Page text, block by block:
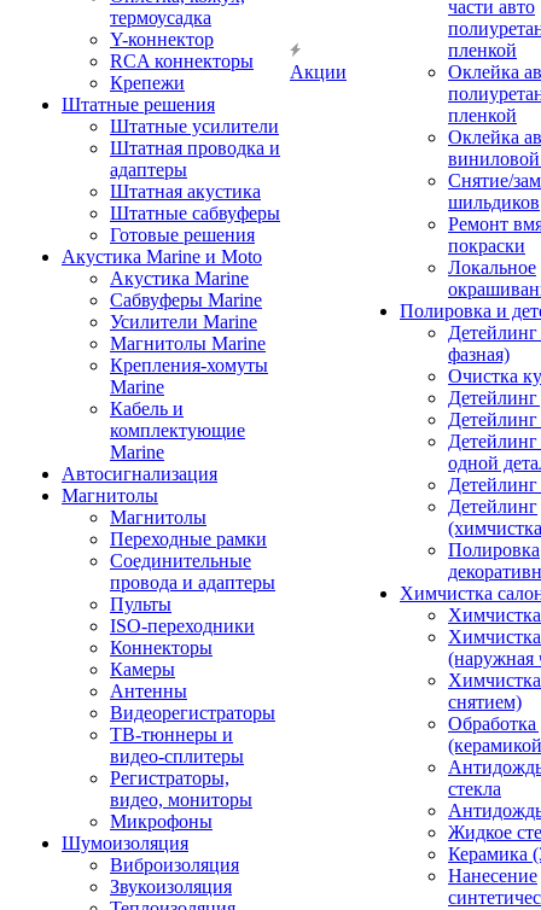
термоусадка
Y-коннектор
RCA коннекторы
Крепежи
Штатные решения
Штатные усилители
Штатная проводка и
адаптеры
Штатная акустика
Штатные сабвуферы
Готовые решения
Акустика Marine и Moto
Акустика Marine
Сабвуферы Marine
Усилители Marine
Магнитолы Marine
Крепления-хомуты
Marine
Кабель и
комплектующие
Marine
Автосигнализация
Магнитолы
Магнитолы
Переходные рамки
Соединительные
провода и адаптеры
Пульты
ISO-переходники
Коннекторы
Камеры
Антенны
Видеорегистраторы
ТВ-тюннеры и
видео-сплитеры
Регистраторы,
видео, мониторы
Микрофоны
Шумоизоляция
Виброизоляция
Звукоизоляция
Акции
части авто
пленкой
Оклейка
пленкой
Оклейка
Снятие/
шильдиков
Ремонт
покраски
Локальное
Полировка и
фазная)
Очистка
Детейлинг
одной
Детейлинг
Полировка
Химчистка
(наружная
снятием)
Обработка
стекла
Жидкое
Керамика
Нанесение